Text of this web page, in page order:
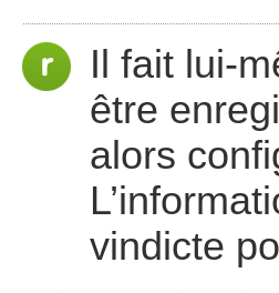
Il fait lui-
être
alors
vindicte